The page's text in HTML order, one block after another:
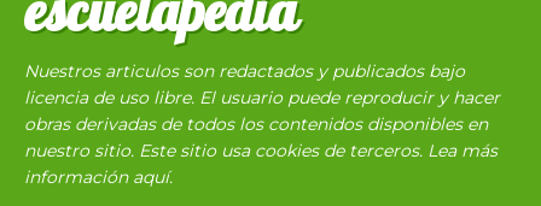
Nuestros articulos son redactados y publicados bajo
licencia de uso libre. El usuario puede reproducir y hacer
obras derivadas de todos los contenidos disponibles en
nuestro sitio. Este sitio usa cookies de terceros. Lea más
información aquí.